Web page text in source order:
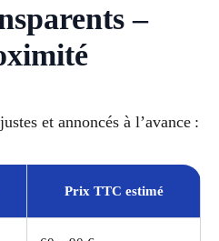
–
et annoncés à l’avance :
Prix TTC estimé